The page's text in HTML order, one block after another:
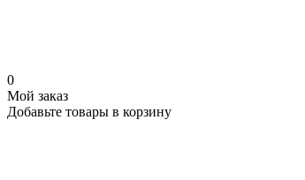
0
Мой заказ
Добавьте товары в корзину